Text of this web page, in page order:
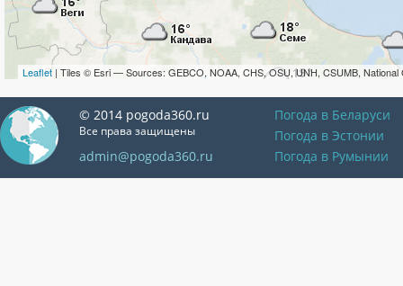
Leaflet | Tiles © Esri — Sources: GEBCO, NOAA, CHS, OSU, UNH, CSUMB, National
© 2014 pogoda360.ru
Все права защищены
admin@pogoda360.ru
Погода в Беларуси
Погода в Эстонии
Погода в Румынии